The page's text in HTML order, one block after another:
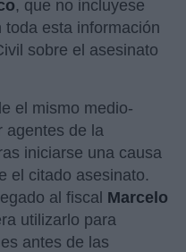
, que no incluyese
esta información
sobre el asesinato
el mismo medio-
agentes de la
iniciarse una causa
el citado asesinato.
al fiscal Marcelo
utilizarlo para
antes de las